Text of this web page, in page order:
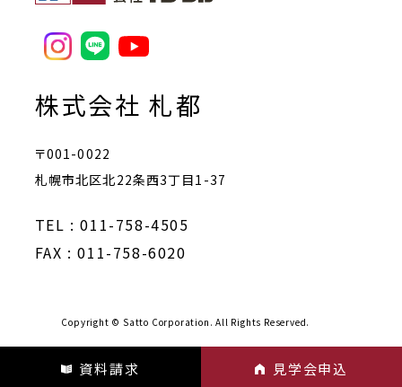
株式会社 札都
〒001-0022
札幌市北区北22条西3丁目1-37
TEL : 011-758-4505
FAX : 011-758-6020
Copyright © Satto Corporation. All Rights Reserved.
資料請求 見学会申込